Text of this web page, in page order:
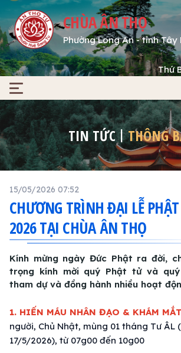
CHÙA ÂN THỌ
Phường Long An - tỉnh Tây
Thứ
TIN TỨC THÔNG
15/05/2026 07:52
CHƯƠNG TRÌNH ĐẠI LỄ
2026 TẠI CHÙA ÂN THỌ
Kính mừng ngày Đức Phật ra đời,
trọng kính mời quý Phật tử và
tham dự và đồng hành nhiều hoạt
1. HIẾN MÁU NHÂN ĐẠO & KHÁM
người, Chủ Nhật, mùng 01 tháng Tư ÂL
17/5/2026), từ 07g00 đến 10g00